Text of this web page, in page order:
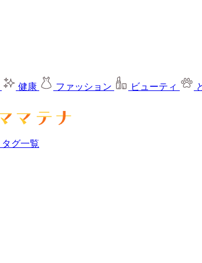
健康 ファッション ビューティ
タグ一覧